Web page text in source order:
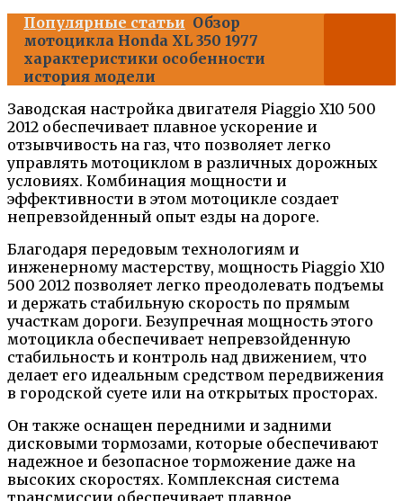
Популярные статьи Обзор
мотоцикла Honda XL 350 1977
характеристики особенности
история модели
Заводская настройка двигателя Piaggio X10 500
2012 обеспечивает плавное ускорение и
отзывчивость на газ, что позволяет легко
управлять мотоциклом в различных дорожных
условиях. Комбинация мощности и
эффективности в этом мотоцикле создает
непревзойденный опыт езды на дороге.
Благодаря передовым технологиям и
инженерному мастерству, мощность Piaggio X10
500 2012 позволяет легко преодолевать подъемы
и держать стабильную скорость по прямым
участкам дороги. Безупречная мощность этого
мотоцикла обеспечивает непревзойденную
стабильность и контроль над движением, что
делает его идеальным средством передвижения
в городской суете или на открытых просторах.
Он также оснащен передними и задними
дисковыми тормозами, которые обеспечивают
надежное и безопасное торможение даже на
высоких скоростях. Комплексная система
трансмиссии обеспечивает плавное